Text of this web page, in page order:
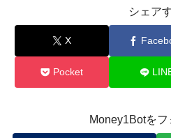
シェア
X
Pocket
Money1Botをフ